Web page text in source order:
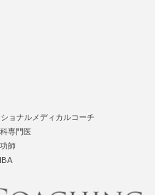
ョナルメディカルコーチ
専門医
師